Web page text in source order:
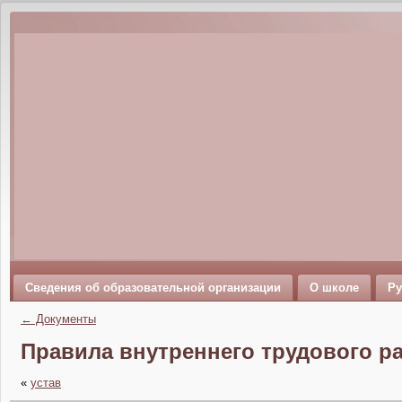
Сведения об образовательной организации О школе
← Документы
Правила внутреннего трудового
« устав